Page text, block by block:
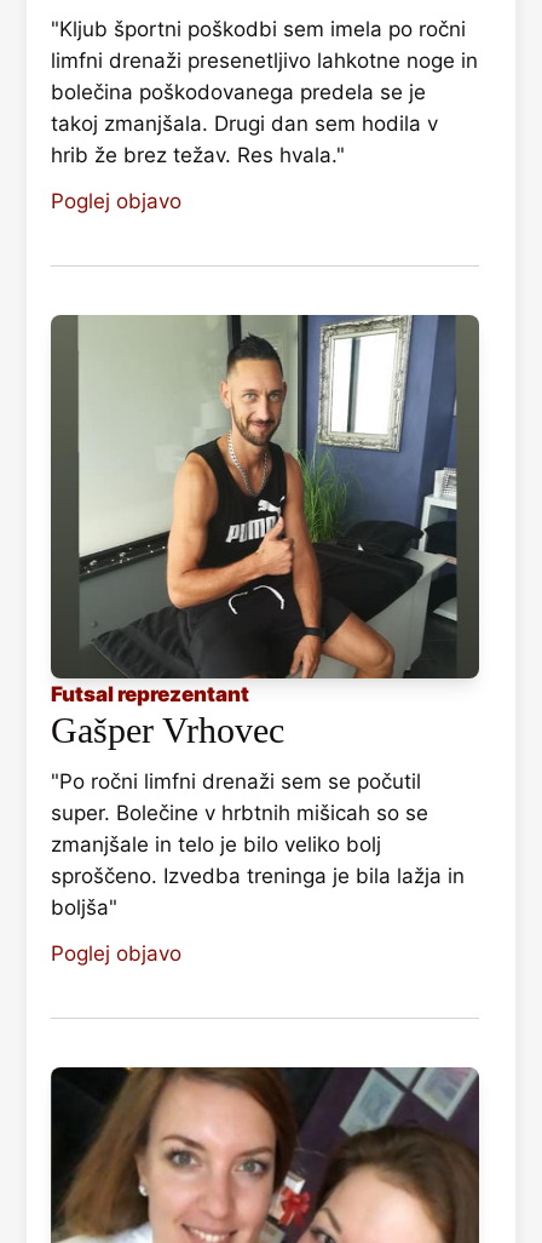
"Kljub športni poškodbi sem imela po ročni
limfni drenaži presenetljivo lahkotne noge in
bolečina poškodovanega predela se je
takoj zmanjšala. Drugi dan sem hodila v
hrib že brez težav. Res hvala."
Poglej objavo
Futsal reprezentant
Gašper Vrhovec
"Po ročni limfni drenaži sem se počutil
super. Bolečine v hrbtnih mišicah so se
zmanjšale in telo je bilo veliko bolj
sproščeno. Izvedba treninga je bila lažja in
boljša"
Poglej objavo